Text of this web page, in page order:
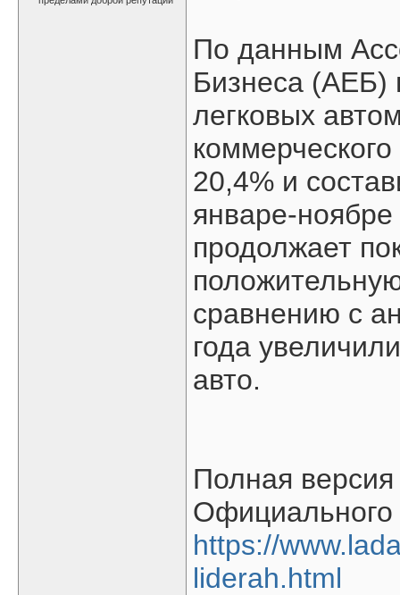
По данным
Бизнеса (АЕБ)
легковых
20,4% и
январе-
продолжает
сравнению с
года
авто.
Полная
https://
liderah.html